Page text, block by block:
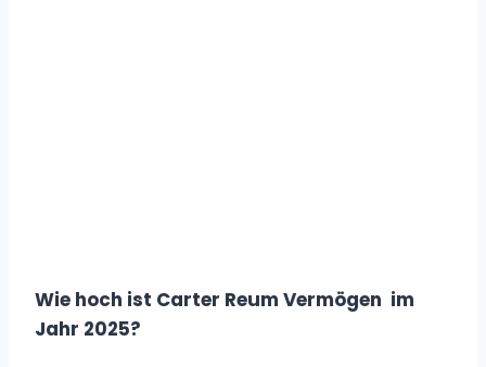
Wie hoch ist Carter Reum Vermögen im
Jahr 2025?